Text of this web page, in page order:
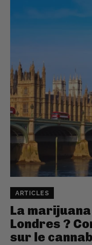
ARTICLES
La
Londres ?
sur le